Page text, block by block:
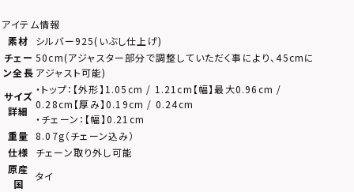
アイテム情報
素材
シルバー925(いぶし仕上げ)
チェー
ン全長
50cm(アジャスター部分で調整していただく事により、45cmに
アジャスト可能)
サイズ
詳細
・トップ：【外形】1.05cm / 1.21cm【幅】最大0.96cm /
0.28cm【厚み】0.19cm / 0.24cm
・チェーン：【幅】0.21cm
重量
8.07g（チェーン込み）
仕様
チェーン取り外し可能
原産
国
タイ